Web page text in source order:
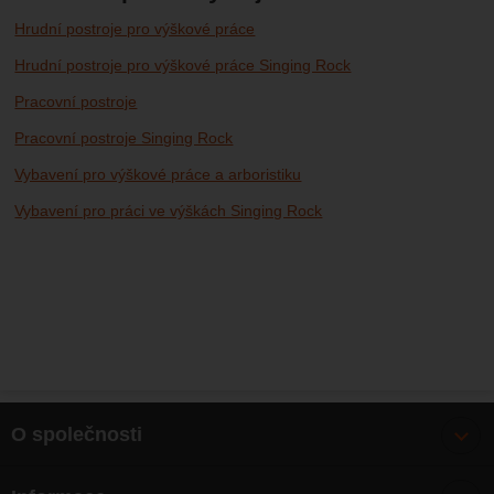
Hrudní postroje pro výškové práce
Hrudní postroje pro výškové práce Singing Rock
Pracovní postroje
Pracovní postroje Singing Rock
Vybavení pro výškové práce a arboristiku
Vybavení pro práci ve výškách Singing Rock
O společnosti